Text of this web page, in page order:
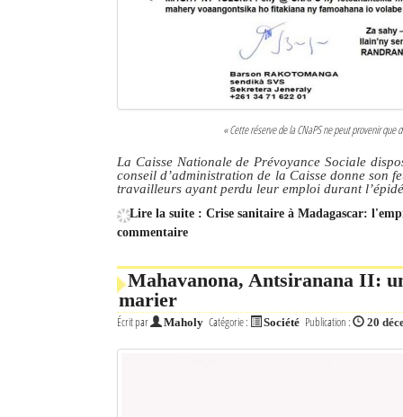
« Cette réserve de la CNaPS ne peut provenir que
La Caisse Nationale de Prévoyance Sociale
conseil d’administration de la Caisse donne son
travailleurs ayant perdu leur emploi durant
Lire la suite : Crise sanitaire à Madagascar:
commentaire
Mahavanona, Antsiranana II:
marier
Écrit par Maholy Catégorie : Société Publication : 20